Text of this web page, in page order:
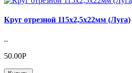
Круг отрезной 115х2,5х22мм (Луга)
..
50.00Р